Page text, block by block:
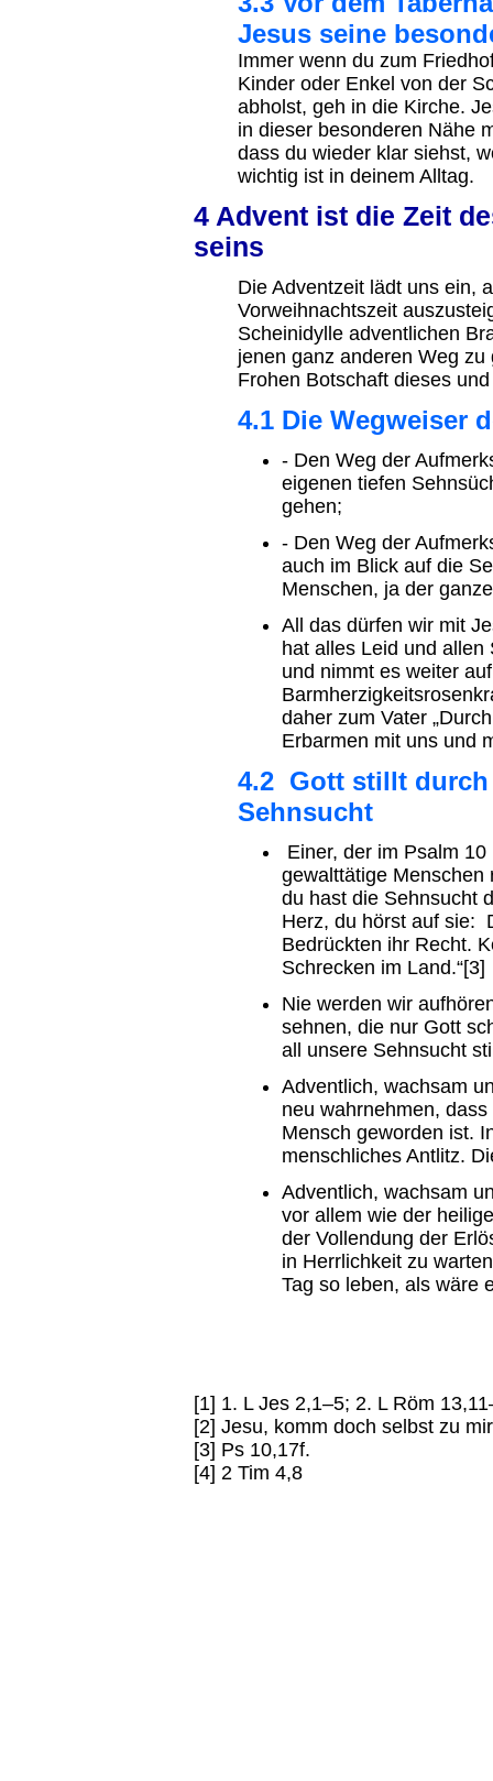
Jesus seine
Immer wenn du zum
Kinder oder Enkel von der
abholst, geh in die Kirche.
in dieser besonderen Nähe
dass du wieder klar siehst,
wichtig ist in deinem Alltag.
4 Advent ist die Zeit
seins
Die Adventzeit lädt uns ein,
Vorweihnachtszeit
Scheinidylle adventlichen
jenen ganz anderen Weg
Frohen Botschaft dieses
4.1 Die Wegweiser
- Den Weg der
eigenen tiefen
gehen;
- Den Weg der
auch im Blick auf die
Menschen, ja der
All das dürfen wir mit
hat alles Leid und
und nimmt es weiter
daher zum Vater
Erbarmen mit uns und
4.2 Gott stillt durch
Sehnsucht
Einer, der im Psalm
gewalttätige Menschen
du hast die Sehnsucht
Herz, du hörst auf sie:
Bedrückten ihr Recht.
Schrecken im Land.“[3]
Nie werden wir
sehnen, die nur Gott
all unsere Sehnsucht
Adventlich, wachsam
neu wahrnehmen,
Mensch geworden ist.
menschliches Antlitz.
Adventlich, wachsam
vor allem wie der
der Vollendung der
in Herrlichkeit zu
Tag so leben, als wäre
[1] 1. L Jes 2,1–5; 2. L Röm
[2] Jesu, komm doch selbst zu
[3] Ps 10,17f.
[4] 2 Tim 4,8